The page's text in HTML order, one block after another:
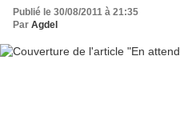
Publié le 30/08/2011 à 21:35
Par Agdel